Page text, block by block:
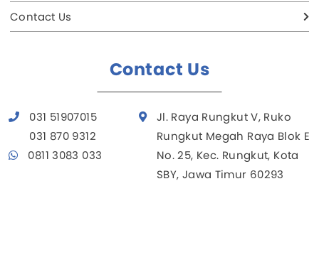
Contact Us
Contact Us
031 51907015
031 870 9312
0811 3083 033
Jl. Raya Rungkut V, Ruko
Rungkut Megah Raya Blok E
No. 25, Kec. Rungkut, Kota
SBY, Jawa Timur 60293